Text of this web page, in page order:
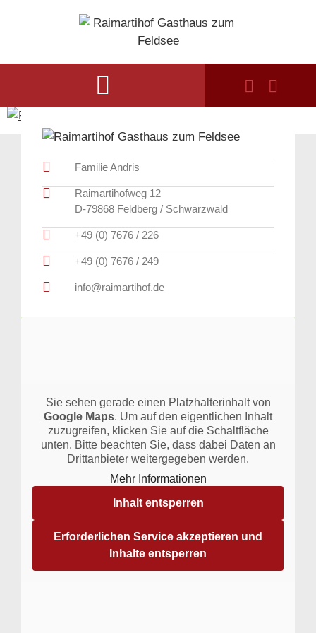
Familie Andris
Raimartihofweg 12
D-79868 Feldberg / Schwarzwald
+49 (0) 7676 / 226
+49 (0) 7676 / 249
info@raimartihof.de
Sie sehen gerade einen Platzhalterinhalt von
Google Maps. Um auf den eigentlichen Inhalt
zuzugreifen, klicken Sie auf die Schaltfläche
unten. Bitte beachten Sie, dass dabei Daten an
Drittanbieter weitergegeben werden.
Mehr Informationen
Inhalt entsperren
Erforderlichen Service akzeptieren und
Inhalte entsperren